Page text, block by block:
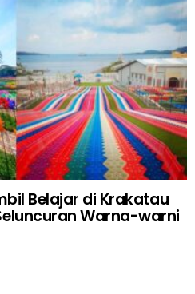
Belajar di Krakatau
Warna-warni